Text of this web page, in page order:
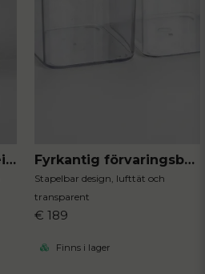
Fyrkantig glasburk Leia 1800 ml Fyrkantig förvaringsburk Nova
Stapelbar design, lufttät och
transparent
€ 189
Finns i lager